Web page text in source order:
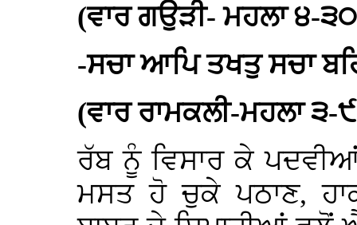
(ਵਾਰ ਗਉੜੀ- ਮਹਲਾ ੪-
-ਸਚਾ ਆਪਿ ਤਖਤੁ ਸਚਾ
(ਵਾਰ ਰਾਮਕਲੀ-ਮਹਲਾ ੩-
ਰੱਬ ਨੂੰ ਵਿਸਾਰ ਕੇ
ਮਸਤ ਹੋ ਚੁਕੇ ਪਠਾਣ,